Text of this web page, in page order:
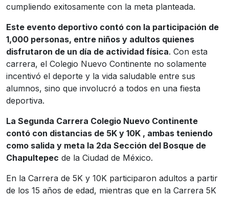
cumpliendo exitosamente con la meta planteada.
Este evento deportivo contó con la participación de
1,000 personas, entre niños y adultos quienes
disfrutaron de un día de actividad física. Con esta
carrera, el Colegio Nuevo Continente no solamente
incentivó el deporte y la vida saludable entre sus
alumnos, sino que involucró a todos en una fiesta
deportiva.
La Segunda Carrera Colegio Nuevo Continente
contó con distancias de 5K y 10K , ambas teniendo
como salida y meta la 2da Sección del Bosque de
Chapultepec de la Ciudad de México.
En la Carrera de 5K y 10K participaron adultos a partir
de los 15 años de edad, mientras que en la Carrera 5K